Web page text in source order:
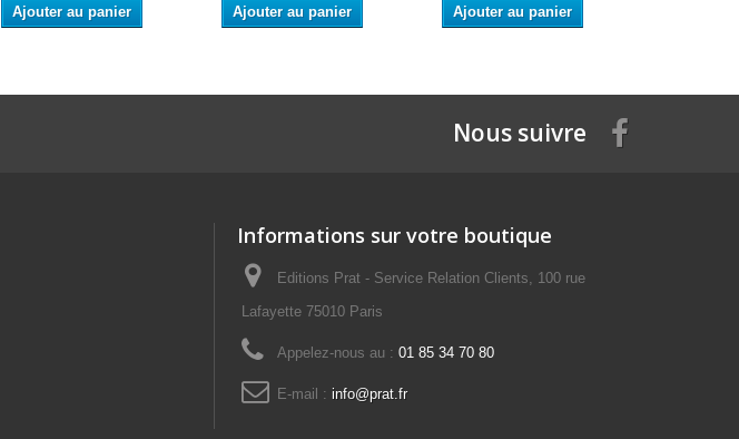
Ajouter au panier Ajouter au panier Ajouter au panier
Nous suivre
Informations sur votre boutique
Editions Prat - Service Relation Clients, 100 rue
Lafayette 75010 Paris
Appelez-nous au : 01 85 34 70 80
E-mail : info@prat.fr